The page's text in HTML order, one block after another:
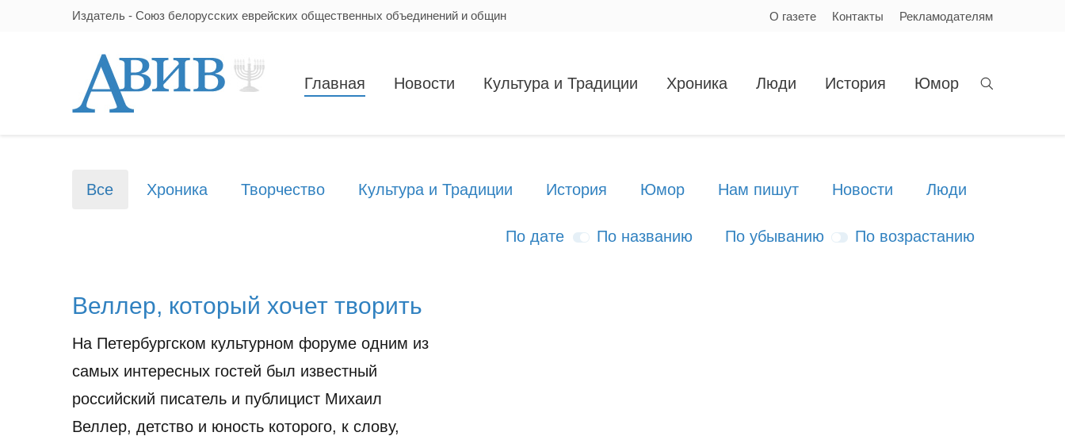
Издатель - Союз белорусских еврейских общественных объединений и общин О газете Контакты Рекламодателям
Главная Новости Культура и Традиции Хроника Люди История Юмор
Все Хроника Творчество Культура и Традиции История Юмор Нам пишут Новости Люди
По дате По названию По убыванию По возрастанию
Веллер, который хочет творить
На Петербургском культурном форуме одним из
самых интересных гостей был известный
российский писатель и публицист Михаил
Веллер, детство и юность которого, к слову,